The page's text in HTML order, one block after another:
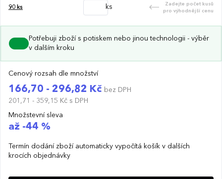
90 ks ks
Zadejte počet kusů
pro výhodnější cenu
Potřebuji zboží s potiskem nebo jinou technologii - výběr
v dalším kroku
Cenový rozsah dle množství
166,70 - 296,82 Kč bez DPH
201,71 - 359,15 Kč s DPH
Množstevní sleva
až -44 %
Termín dodání zboží automaticky vypočítá košík v dalších
krocích objednávky